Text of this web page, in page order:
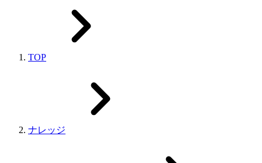
TOP
ナレッジ